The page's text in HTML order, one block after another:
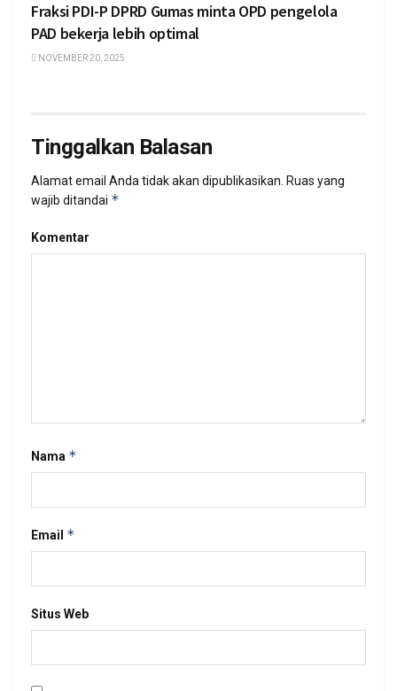
Fraksi PDI-P DPRD Gumas minta OPD pengelola
PAD bekerja lebih optimal
NOVEMBER 20, 2025
Tinggalkan Balasan
Alamat email Anda tidak akan dipublikasikan. Ruas yang
wajib ditandai *
Komentar
Nama *
Email *
Situs Web